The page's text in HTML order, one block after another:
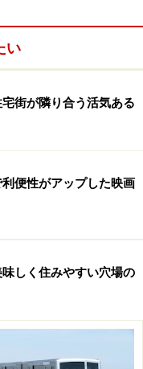
近くにあって残され
ながら昔から人が居
イドテラスの敷地
の末期に作られた
と言われていたこと
テラスの隣には東
した朝倉虎治郎氏
などを見ると、高台
かります。
い
街が隣り合う活気ある
利便性がアップした映画
しく住みやすい穴場の